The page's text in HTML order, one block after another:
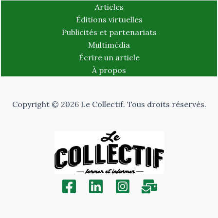
Articles
Éditions virtuelles
Publicités et partenariats
Multimédia
Écrire un article
À propos
Copyright © 2026 Le Collectif. Tous droits réservés.